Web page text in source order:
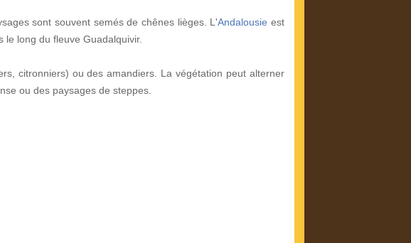
sont souvent semés de chênes lièges. L'Andalousie est
long du fleuve Guadalquivir.
citronniers) ou des amandiers. La végétation peut alterner
ou des paysages de steppes.